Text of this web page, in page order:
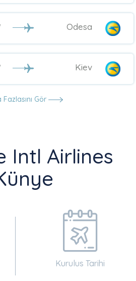
Odesa
Kiev
Fazlasını Gör
Intl Airlines
Kurulus Tarihi